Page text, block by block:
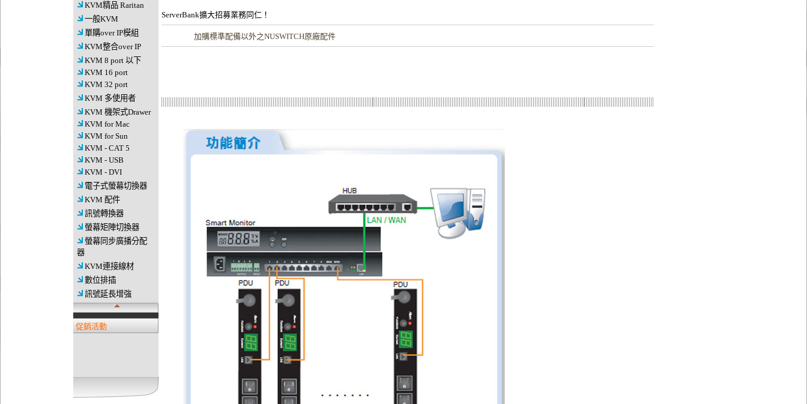
KVM精品 Raritan
一般KVM
單購over IP模組
KVM整合over IP
KVM 8 port 以下
KVM 16 port
KVM 32 port
KVM 多使用者
KVM 機架式Drawer
KVM for Mac
KVM for Sun
KVM - CAT 5
KVM - USB
KVM - DVI
電子式螢幕切換器
KVM 配件
訊號轉換器
螢幕矩陣切換器
螢幕同步廣播分配
器
KVM連接線材
數位排插
訊號延長增強
促銷活動
ServerBank擴大招募業務同仁！
加購標準配備以外之NUSWITCH原廠配件